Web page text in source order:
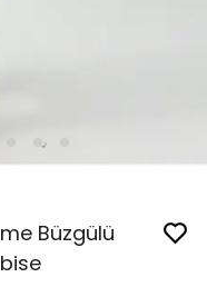
Büzgülü